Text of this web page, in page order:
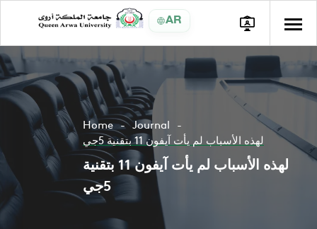
AR
Home
Journal
لهذه الأسباب لم يأت آيفون 11 بتقنية 5جي
لهذه الأسباب لم يأت آيفون 11 بتقنية
5جي